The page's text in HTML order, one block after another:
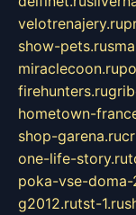
velotrenajery.ru
show-pets.ru
miraclecoon.ru
firehunters.ru
hometown-
shop-garena.ru
one-life-story.ru
poka-vse-doma-
g2012.rutst-1.ru